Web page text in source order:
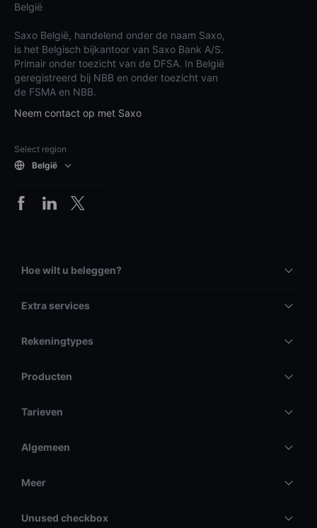
België
Saxo België, handelend onder de naam Saxo,
is het Belgisch bijkantoor van Saxo Bank A/S.
Primair onder toezicht van de DFSA. In België
geregistreerd bij NBB en onder toezicht van
de FSMA en NBB.
Neem contact op met Saxo
Select region
België
Hoe wilt u beleggen?
Extra services
Rekeningtypes
Producten
Tarieven
Algemeen
Meer
Unused checkbox